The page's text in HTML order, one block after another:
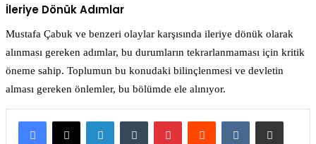
İleriye Dönük Adımlar
Mustafa Çabuk ve benzeri olaylar karşısında ileriye dönük olarak
alınması gereken adımlar, bu durumların tekrarlanmaması için kritik
öneme sahip. Toplumun bu konudaki bilinçlenmesi ve devletin
alması gereken önlemler, bu bölümde ele alınıyor.
LinkedInTumblrPinterestReddit VKontakteE-Posta ile paylaş